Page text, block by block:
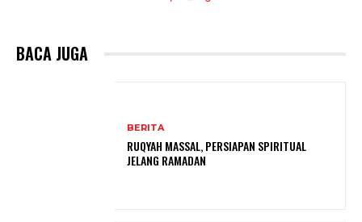
BACA JUGA
BERITA
RUQYAH MASSAL, PERSIAPAN SPIRITUAL
JELANG RAMADAN